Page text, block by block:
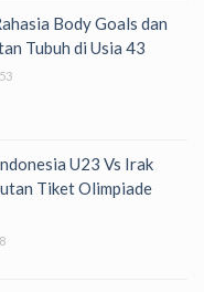
Body Goals dan
Tubuh di Usia 43
U23 Vs Irak
Tiket Olimpiade